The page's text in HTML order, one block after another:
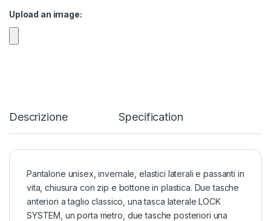
Upload an image:
Descrizione Specification
Pantalone unisex, invernale, elastici laterali e passanti in
vita, chiusura con zip e bottone in plastica. Due tasche
anteriori a taglio classico, una tasca laterale LOCK
SYSTEM, un porta metro, due tasche posteriori una